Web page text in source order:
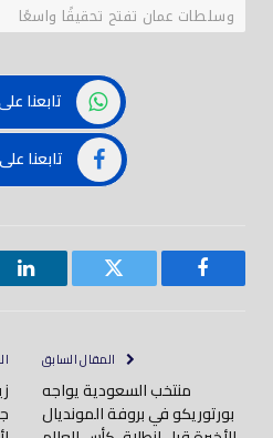
وسلطات عمان تفتح تحقيقًا واسعًا
تابعنا
تابعنا
فيسبوك تويتر
المقال السابق
منتخب السعودية يواجه
بورتوريكو في بروفة المونديال